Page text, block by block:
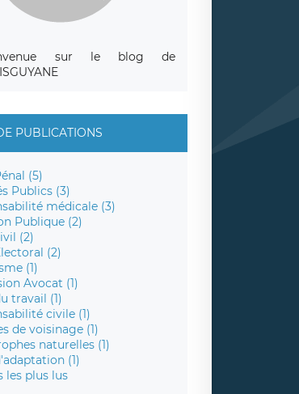
sur le blog de
PUBLICATIONS
(5)
Publics (3)
médicale (3)
Publique (2)
(2)
(2)
(1)
Avocat (1)
travail (1)
civile (1)
de voisinage (1)
naturelles (1)
(1)
les plus lus